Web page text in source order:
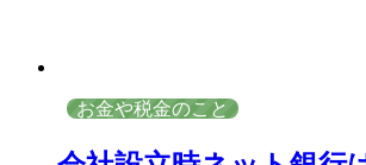
お金や税金のこと